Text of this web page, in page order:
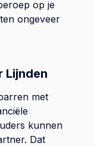
op je
ongeveer
Lijnden
met
kunnen
Dat